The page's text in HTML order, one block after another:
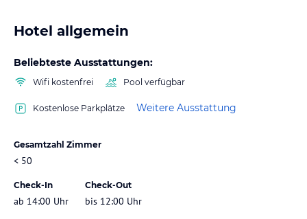
Hotel allgemein
Beliebteste Ausstattungen:
Wifi kostenfrei Pool verfügbar
Kostenlose Parkplätze Weitere Ausstattung
Gesamtzahl Zimmer
< 50
Check-In
ab 14:00 Uhr
Check-Out
bis 12:00 Uhr